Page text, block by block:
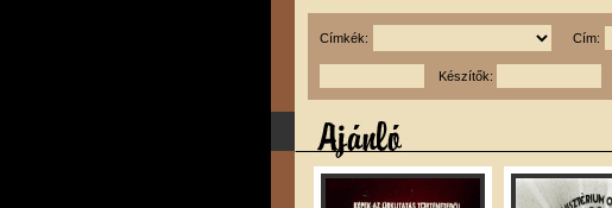
Címkék: Cím:
Készítők: